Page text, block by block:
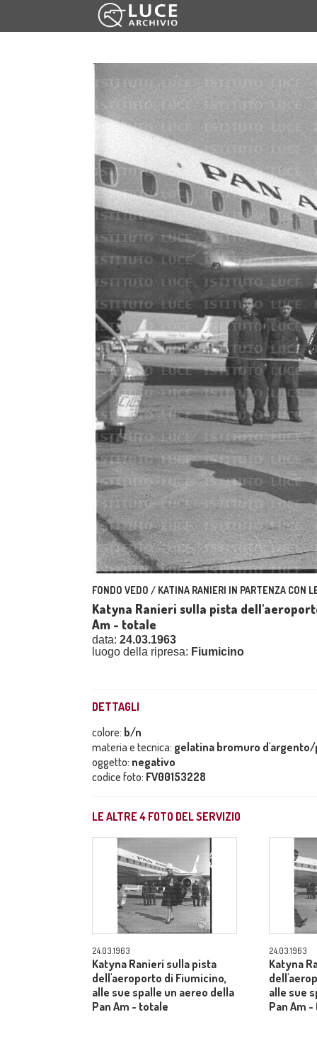
FONDO VEDO / KATINA RANIERI IN PARTENZA CON
Katyna Ranieri sulla pista
Am - totale
data: 24.03.1963
luogo della ripresa: Fiumicino
DETTAGLI
colore: b/n
materia e tecnica: gelatina bromuro
oggetto: negativo
codice foto: FV00153228
LE ALTRE4 FOTO DEL SERVIZIO
24.03.1963
Katyna Ranieri sulla pista
dell'aeroporto di Fiumicino,
alle sue spalle un aereo della
Pan Am - totale
24.03.1963
Katyna
alle sue
Pan Am